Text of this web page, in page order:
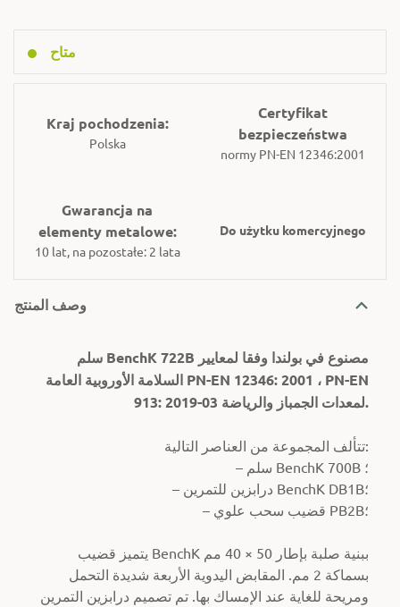
متاح
Kraj pochodzenia:
Polska
Certyfikat
bezpieczeństwa
normy PN-EN 12346:2001
Gwarancja na
elementy metalowe:
10 lat, na pozostałe: 2 lata
Do użytku komercyjnego
وصف المنتج
سلم BenchK 722B مصنوع في بولندا وفقا لمعايير
السلامة الأوروبية العامة PN-EN 12346: 2001 ، PN-EN
913: 2019-03 لمعدات الجمباز والرياضة.
تتألف المجموعة من العناصر التالية:
– سلم BenchK 700B ؛
– درابزين للتمرين BenchK DB1B؛
– قضيب سحب علوي PB2B؛
يتميز قضيب BenchK ببنية صلبة بإطار 50 × 40 مم
بسماكة 2 مم. المقابض اليدوية الأربعة شديدة التحمل
ومريحة للغاية عند الإمساك بها. تم تصميم درابزين التمرين